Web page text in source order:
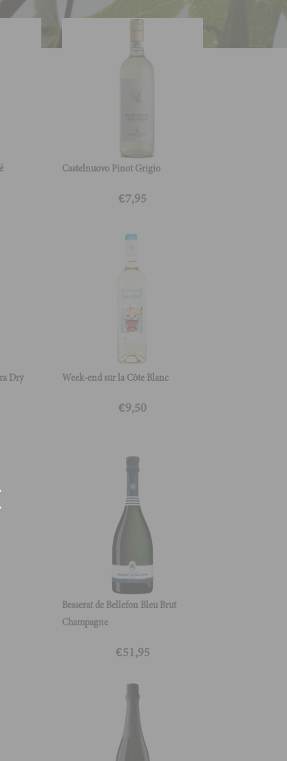
Castelnuovo Pinot Grigio
€7,95
Dry Week-end sur la Côte Blanc
€9,50
Besserat de Bellefon Bleu Brut
Champagne
€51,95